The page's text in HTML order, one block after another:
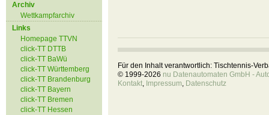
Archiv
Wettkampfarchiv
Links
Homepage TTVN
click-TT DTTB
click-TT BaWü
click-TT Württemberg
click-TT Brandenburg
click-TT Bayern
click-TT Bremen
click-TT Hessen
Für den Inhalt verantwortlich: Tischtennis-
© 1999-2026 nu Datenautomaten GmbH -
Kontakt, Impressum, Datenschutz